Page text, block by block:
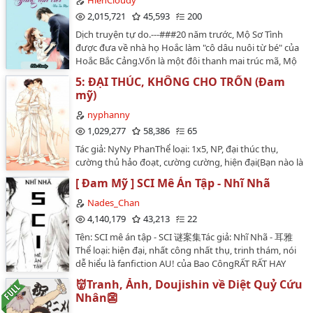
dịch chưa được sự đồng ý của tác giả mong các bạn
không mang ra ngoài.Bản dịch phi thương mại vui
lòng KHÔNG REUP, CHUYỂN VER…
ia-thi-ki-ba.htmlHai mươi hai tuổi, Thẩm Thiên Lăng
hắn nước mắt lưng tròng cầm cúp, một mảnh trần nhà
ầm ầm rơi xuống, không hề sai lệch rớt trúng đầu
hắn!Sau đó hắn liền... xuyên việt!Tần Thiếu Vũ mỉm
cười: Nếu Lăng nhi bằng lòng, Truy Ảnh cung của ta
bất cứ lúc nào đều có thể lo chuyện đám cưới!Thẩm
Thiên Lăng rơi lệ: Lão tử cực kì không bằng lòng!…
2,015,721
45,593
200
Dịch truyện tự do.---###20 năm trước, Mộ Sơ Tình
được đưa về nhà họ Hoắc làm "cô dâu nuôi từ bé" của
Hoắc Bắc Cảng.Vốn là một đôi thanh mai trúc mã, Mộ
Sơ Tình đã thích Hoắc Bắc Cảng từ khi còn bé, luôn
quấn quýt bên anh mỗi khi có cơ hội, còn Hoắc Bắc
Cảng lại xem cô là đồ phiền phức luôn tìm cách tránh
né và ghét bỏ.Ngày Hoắc Bắc Cảng đính hôn, vì bị
người ta ngầm cho uống thuốc kích thích mà anh và
của Hoắc Bắc Cảng lập tức giải trừ hôn ước, bỏ ra nước
ngoài.Mất đi người yêu, Hoắc Bắc Cảng luôn một mực
cho rằng đây là kế hoạch của Mộ Sơ Tình, vì thế càng
hận cô hơn.Sau đó, Mộ Sơ Tình phát hiện mình mang
thai, vì không muốn Hoắc Bắc Cảng căm ghét mình
thêm, cô lặng lẽ trốn đến một thành phố khác sinh con
một mình, sau đó lại vì tình yêu không thể từ bỏ được
mà lặng lẽ trở về, vào làm ở Hoắc thị để ngày ngày có
thể được nhìn Hoắc Bắc Cảng từ xa.Tiểu Bao năm tuổi,
thằng nhóc quyết định cho ba mẹ mình một cơ hội để
đến với nhau.Hoắc Bắc Cảng tuyên bố cưới cô vì Tiểu
Bao và vì trả thù chuyện cô làm anh mất đi vị hôn
5: ĐẠI THÚC, KHÔNG CHO TRỐN (Đam
mỹ)
nyphanny
1,029,277
58,386
65
Tác giả: NyNy PhanThể loại: 1x5, NP, đại thúc thụ,
cường thủ hảo đoạt, cường cường, hiện đại(Bạn nào là
fan của bộ Cảnh Sát và Con Lang Mafia thì hãy ủng hộ
bộ truyện mới của tác giả. CHÚ Ý: BỘ NÀY LÀ NP)Văn
án:Đại thúc thật thà thì bị lừa gạt.Đại thúc hiền lành thì
bị dụ dỗ.Đại thúc mạnh mẽ thì bị đàn áp .Đại thúc xấu
thúc có tuổi thì bị.........một đám thanh niên quyền thế
dây dưa .PUBLISHED ON WATTPAD ONLYNguồn ảnh:
zerochan/Pixiv Id 1904383/#2040692ĐÃ CÓ BẢN
QUYỀN VÀ SỰ ĐỒNG Ý CỦA TÁC GIẢ.Từ chối chuyển
VER.Published on Wattpad ONLY.…
[ Đam Mỹ ] SCI Mê Án Tập - Nhĩ Nhã
Nades_Chan
4,140,179
43,213
22
Tên: SCI mê án tập - SCI 谜案集Tác giả: Nhĩ Nhã - 耳雅
Thể loại: hiện đại, nhất công nhất thụ, trinh thám, nói
dễ hiểu là fanfiction AU! của Bao CôngRẤT RẤT HAY
NHAAAAA >v< ~~Warning:•Nhân vật OOC!•Chống chỉ
định các bạn anti cặp mèo chuột (trong này là chuột
mèo)•Chống chỉ định các bạn đã cắm rễ hình tượng
👹Tranh, Ảnh, Doujishin về Diệt Quỷ Cứu
Nhân👺